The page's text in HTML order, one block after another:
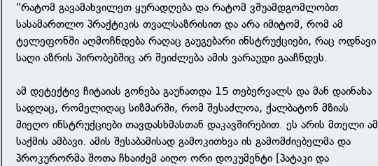
"რატომ გავამახვილეთ ყურადღება და რატომ ვშუამდგომლობთ
სასამართლო პრაქტიკის თვალსაზრისით და არა იმიტომ, რომ ამ
ტელეფონში აღმოჩნდება რაღაც გაუგებარი ინსტრუქციები, რაც ოდნავი
საღი აზრის პირობებშიც არ შეიძლება ამის ვარაუდი გააჩნდეს.
ამ დეტექტივ ჩიტაიას გონება გაუნათდა 15 თებერვალს და მან დაინახა
სადღაც, რომელიღაც სიზმარში, რომ შესაძლოა, ქალბატონ მზიას
მიეღო ინსტრუქციები თავდასხმასთან დაკავშირებით. ეს არის მთელი ამ
საქმის ამბავი. ამის შესაბამისად გამოკითხვა ის გამომძიებელმა და
პროკურორმა შოთა ჩხაიძემ აიღო ორი დოკუმენტი [პატაკი და